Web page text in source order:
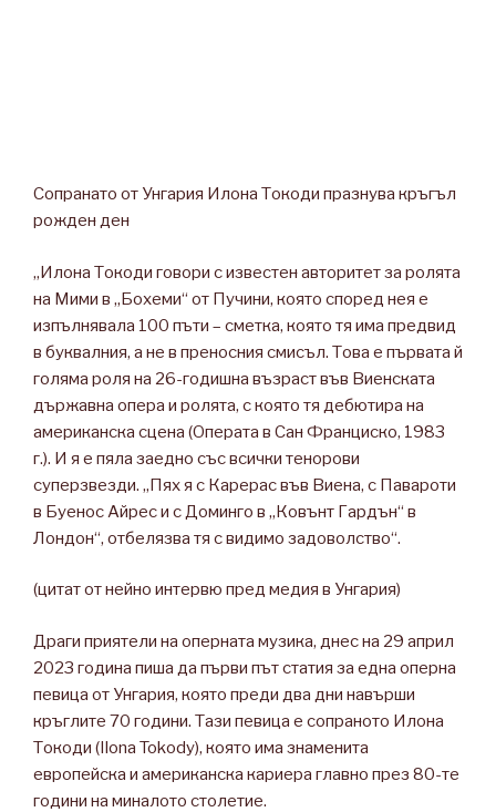
Сопранато от Унгария Илона Токоди празнува кръгъл
рожден ден
„Илона Токоди говори с известен авторитет за ролята
на Мими в „Бохеми“ от Пучини, която според нея е
изпълнявала 100 пъти – сметка, която тя има предвид
в буквалния, а не в преносния смисъл. Това е първата й
голяма роля на 26-годишна възраст във Виенската
държавна опера и ролята, с която тя дебютира на
американска сцена (Операта в Сан Франциско, 1983
г.). И я е пяла заедно със всички тенорови
суперзвезди. „Пях я с Карерас във Виена, с Павароти
в Буенос Айрес и с Доминго в „Ковънт Гардън“ в
Лондон“, отбелязва тя с видимо задоволство“.
(цитат от нейно интервю пред медия в Унгария)
Драги приятели на оперната музика, днес на 29 април
2023 година пиша да първи път статия за една оперна
певица от Унгария, която преди два дни навърши
кръглите 70 години. Тази певица е сопраното Илона
Токоди (Ilona Tokody), която има знаменита
европейска и американска кариера главно през 80-те
години на миналото столетие.